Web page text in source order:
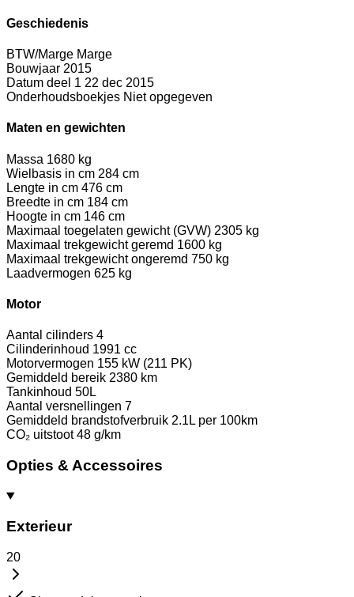
Geschiedenis
BTW/Marge Marge
Bouwjaar 2015
Datum deel 1 22 dec 2015
Onderhoudsboekjes Niet opgegeven
Maten en gewichten
Massa 1680 kg
Wielbasis in cm 284 cm
Lengte in cm 476 cm
Breedte in cm 184 cm
Hoogte in cm 146 cm
Maximaal toegelaten gewicht (GVW) 2305 kg
Maximaal trekgewicht geremd 1600 kg
Maximaal trekgewicht ongeremd 750 kg
Laadvermogen 625 kg
Motor
Aantal cilinders 4
Cilinderinhoud 1991 cc
Motorvermogen 155 kW (211 PK)
Gemiddeld bereik 2380 km
Tankinhoud 50L
Aantal versnellingen 7
Gemiddeld brandstofverbruik 2.1L per 100km
CO₂ uitstoot 48 g/km
Opties & Accessoires
Exterieur
20